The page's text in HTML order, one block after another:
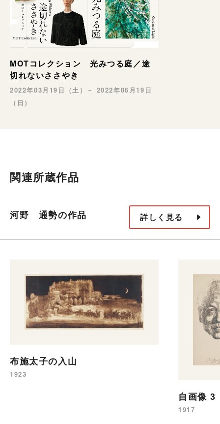
MOTコレクション 光みつる庭／途
切れないささやき
2022年03月19日（土）－ 2022年06月19日
（日）
関連所蔵作品
河野 通勢の作品 詳しく見る
布施太子の入山
1923
自画像 3
1917